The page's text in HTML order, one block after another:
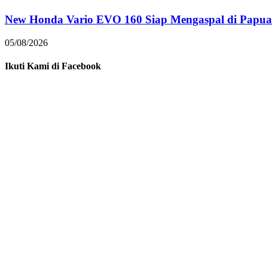
New Honda Vario EVO 160 Siap Mengaspal di Papua
05/08/2026
Ikuti Kami di Facebook